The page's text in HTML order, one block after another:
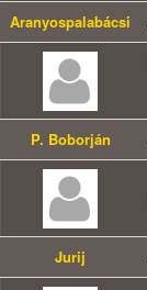
Aranyospalabácsi
P. Boborján
Jurij